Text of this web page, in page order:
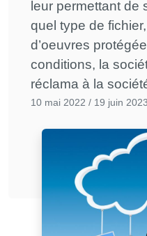
leur permettant de
quel type de
d’oeuvres
conditions, la
réclama à la
10 mai 2022 / 19 juin 2023